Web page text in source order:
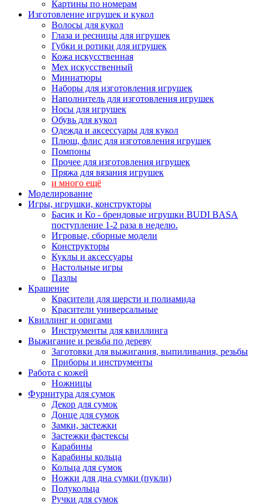
Картины по номерам
Изготовление игрушек и кукол
Волосы для кукол
Глаза и ресницы для игрушек
Губки и ротики для игрушек
Кожа искусственная
Мех искусственный
Миниатюры
Наборы для изготовления игрушек
Наполнитель для изготовления игрушек
Носы для игрушек
Обувь для кукол
Одежда и аксессуары для кукол
Плюш, флис для изготовления игрушек
Помпоны
Прочее для изготовления игрушек
Пряжа для вязания игрушек
и много ещё
Моделирование
Игры, игрушки, конструкторы
Басик и Ко - брендовые игрушки BUDI BASA
поступление 1-2 раза в неделю.
Игровые, сборные модели
Конструкторы
Куклы и аксессуары
Настольные игры
Пазлы
Крашение
Красители для шерсти и полиамида
Красители универсальные
Квиллинг и оригами
Инструменты для квиллинга
Выжигание и резьба по дереву
Заготовки для выжигания, выпиливания, резьбы
Приборы и инструменты
Работа с кожей
Ножницы
Фурнитура для сумок
Декор для сумок
Донце для сумок
Замки, застежки
Застежки фастексы
Карабины
Карабины кольца
Кольца для сумок
Ножки для дна сумки (пукли)
Полукольца
Ручки для сумок